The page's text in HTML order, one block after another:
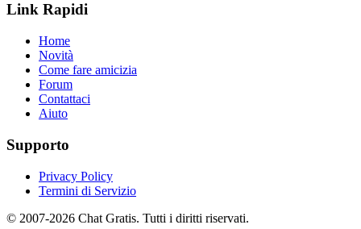
Link Rapidi
Home
Novità
Come fare amicizia
Forum
Contattaci
Aiuto
Supporto
Privacy Policy
Termini di Servizio
© 2007-2026 Chat Gratis. Tutti i diritti riservati.